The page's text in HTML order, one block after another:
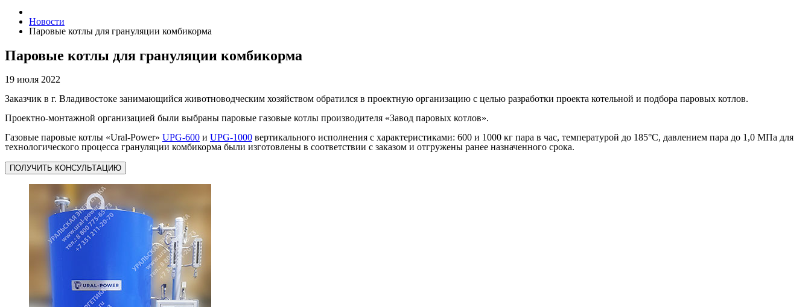
Новости
Паровые котлы для грануляции комбикорма
Паровые котлы для грануляции комбикорма
19 июля 2022
Заказчик в г. Владивостоке занимающийся животноводческим хозяйством обратился в проектную организацию с целью разработки проекта котельной и подбора паровых котлов.
Проектно-монтажной организацией были выбраны паровые газовые котлы производителя «Завод паровых котлов».
Газовые паровые котлы «Ural-Power» UPG-600 и UPG-1000 вертикального исполнения с характеристиками: 600 и 1000 кг пара в час, температурой до 185°С, давлением пара до 1,0 МПа для
технологического процесса грануляции комбикорма были изготовлены в соответствии с заказом и отгружены ранее назначенного срока.
ПОЛУЧИТЬ КОНСУЛЬТАЦИЮ